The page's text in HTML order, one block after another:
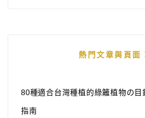
熱門文章與頁面
80種適合台灣種植的綠籬植物の目
指南